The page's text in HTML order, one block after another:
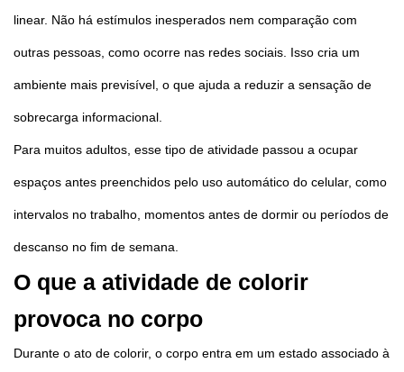
linear. Não há estímulos inesperados nem comparação com
outras pessoas, como ocorre nas redes sociais. Isso cria um
ambiente mais previsível, o que ajuda a reduzir a sensação de
sobrecarga informacional.
Para muitos adultos, esse tipo de atividade passou a ocupar
espaços antes preenchidos pelo uso automático do celular, como
intervalos no trabalho, momentos antes de dormir ou períodos de
descanso no fim de semana.
O que a atividade de colorir
provoca no corpo
Durante o ato de colorir, o corpo entra em um estado associado à